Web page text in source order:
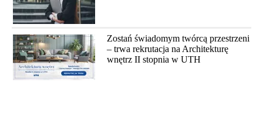
Zostań świadomym twórcą przestrzeni
– trwa rekrutacja na Architekturę
wnętrz II stopnia w UTH